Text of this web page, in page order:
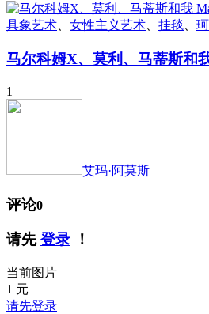
具象艺术、 女性主义艺术、 挂毯、
马尔科姆X、莫利、马蒂斯和
1
艾玛·阿莫斯
评论0
请先登录 ！
当前图片
1 元
请先登录